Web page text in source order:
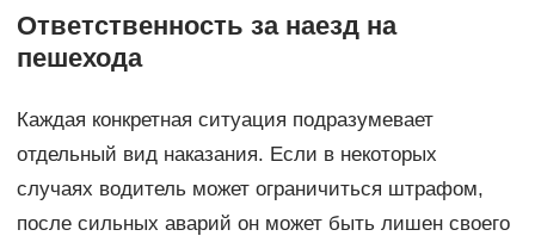
Ответственность за наезд на
пешехода
Каждая конкретная ситуация подразумевает
отдельный вид наказания. Если в некоторых
случаях водитель может ограничиться штрафом,
после сильных аварий он может быть лишен своего